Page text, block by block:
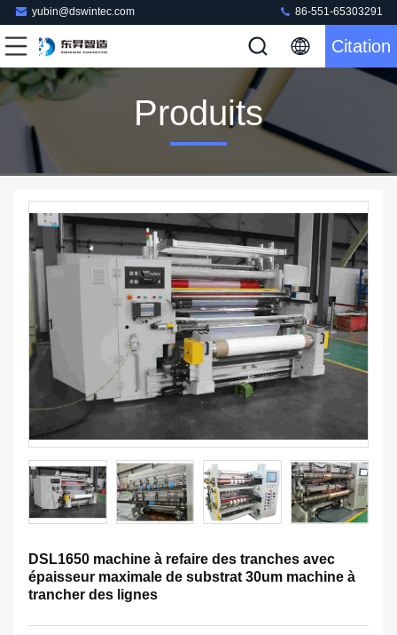
yubin@dswintec.com 86-551-65303291
Citation
Produits
DSL1650 machine à refaire des tranches avec
épaisseur maximale de substrat 30um machine à
trancher des lignes